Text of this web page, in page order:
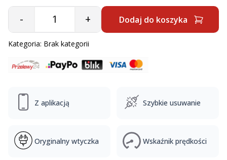
Quantity
- + Dodaj do koszyka
Kategoria: Brak kategorii
Z aplikacją Szybkie usuwanie
Oryginalny wtyczka Wskaźnik prędkości